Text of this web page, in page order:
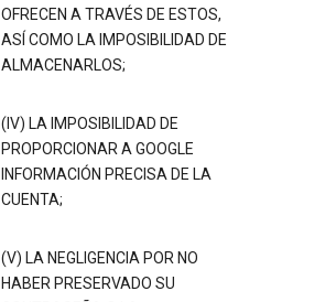
OFRECEN A TRAVÉS DE ESTOS,
ASÍ COMO LA IMPOSIBILIDAD DE
ALMACENARLOS;
(IV) LA IMPOSIBILIDAD DE
PROPORCIONAR A GOOGLE
INFORMACIÓN PRECISA DE LA
CUENTA;
(V) LA NEGLIGENCIA POR NO
HABER PRESERVADO SU